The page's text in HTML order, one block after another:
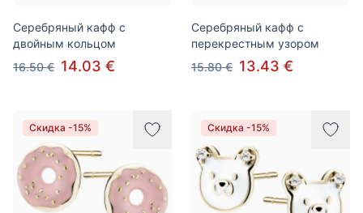
Серебряный кафф с
двойным кольцом
16.50 € 14.03 €
Серебряный кафф с
перекрестным узором
15.80 € 13.43 €
Скидка -15% Скидка -15%